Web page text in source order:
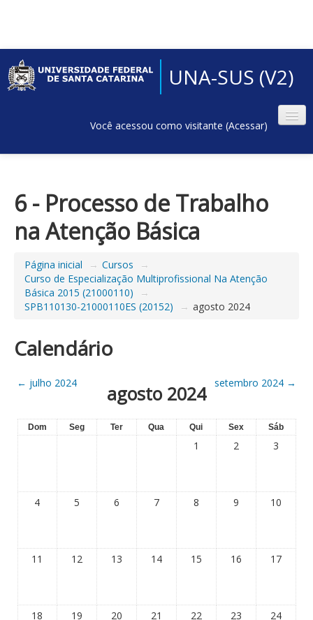
UNA-SUS (V2)
Você acessou como visitante (Acessar)
6 - Processo de Trabalho
na Atenção Básica
Página inicial → Cursos
→
Curso de Especialização Multiprofissional Na Atenção
Básica 2015 (21000110)
→
SPB110130-21000110ES (20152)
→ agosto 2024
Calendário
← julho 2024 agosto 2024 setembro 2024 →
Dom Seg Ter Qua Qui Sex Sáb
1 2 3
4 5 6 7 8 9 10
11 12 13 14 15 16 17
18 19 20 21 22 23 24